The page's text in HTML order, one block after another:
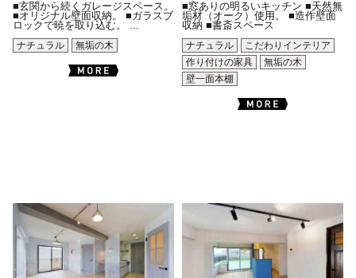
■玄関から続くガレージスペース。
■オリジナル壁面収納。 ■ガラスブ
ロックで暁を取り込む。 ...
ナチュラル
無垢の木
■窓ありの明るいキッチン ■天然無
垢材（オーク）使用。 ■造作壁面
収納 ■書斎スペース
ナチュラル
こだわりインテリア
作り付けの家具
無垢の木
壁一面本棚